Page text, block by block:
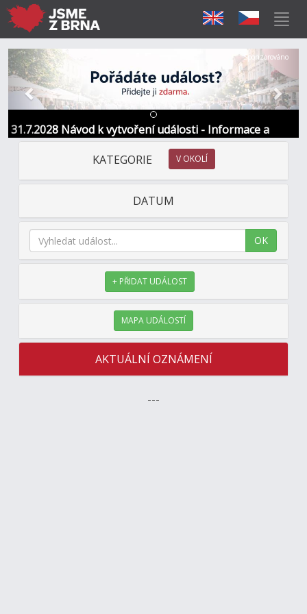
31.7.2028 Návod k vytvoření události - Informace a
kontakt
Předchozí Další
Sponzorováno
KATEGORIE V OKOLÍ
DATUM
OK
+ PŘIDAT UDÁLOST
MAPA UDÁLOSTÍ
AKTUÁLNÍ OZNÁMENÍ
---